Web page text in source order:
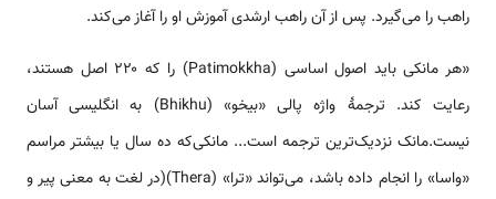
راهب را می‌گیرد. پس از آن راهب ارشدی آموزش او را آغاز می‌کند.
«هر مانکی باید اصول اساسی (Patimokkha) را که ۲۲۰ اصل هستند،
رعایت کند. ترجمهٔ واژه پالی «بیخو» (Bhikhu) به انگلیسی آسان
نیست.مانک نزدیک‌ترین ترجمه است... مانکی‌که ده سال یا بیشتر مراسم
«واسا» را انجام داده باشد، می‌تواند «ترا» (Thera)(در لغت به معنی پیر و